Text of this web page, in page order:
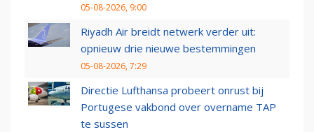
05-08-2026, 9:00
Riyadh Air breidt netwerk verder uit:
opnieuw drie nieuwe bestemmingen
05-08-2026, 7:29
Directie Lufthansa probeert onrust bij
Portugese vakbond over overname TAP
te sussen